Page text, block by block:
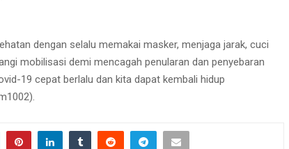
dengan selalu memakai masker, menjaga jarak, cuci
mobilisasi demi mencagah penularan dan penyebaran
19 cepat berlalu dan kita dapat kembali hidup